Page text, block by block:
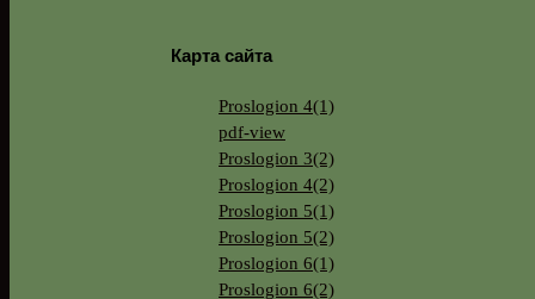
Карта сайта
Proslogion 4(1)
pdf-view
Proslogion 3(2)
Proslogion 4(2)
Proslogion 5(1)
Proslogion 5(2)
Proslogion 6(1)
Proslogion 6(2)